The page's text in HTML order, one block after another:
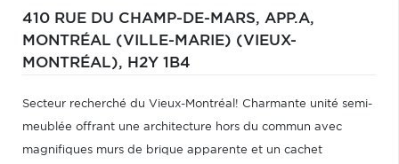
410 RUE DU CHAMP-DE-MARS, APP.A,
MONTRÉAL (VILLE-MARIE) (VIEUX-
MONTRÉAL), H2Y 1B4
Secteur recherché du Vieux-Montréal! Charmante unité semi-
meublée offrant une architecture hors du commun avec
magnifiques murs de brique apparente et un cachet